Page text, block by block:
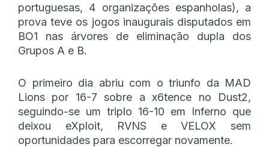
portuguesas, 4 organizações espanholas), a
prova teve os jogos inaugurais disputados em
BO1 nas árvores de eliminação dupla dos
Grupos A e B.
O primeiro dia abriu com o triunfo da MAD
Lions por 16-7 sobre a x6tence no Dust2,
seguindo-se um triplo 16-10 em Inferno que
deixou eXploit, RVNS e VELOX sem
oportunidades para escorregar novamente.